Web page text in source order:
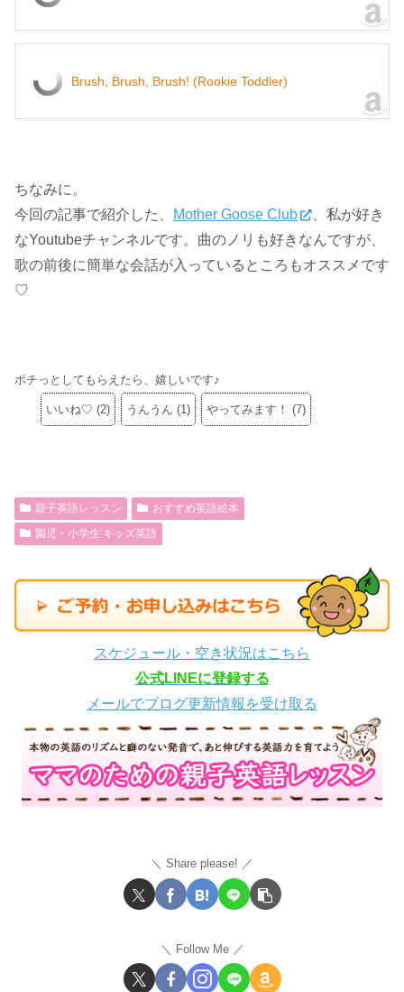
Brush, Brush, Brush! (Rookie Toddler)
ちなみに。
今回の記事で紹介した、
Mother Goose Club
、私が好き
なYoutubeチャンネルです。曲のノリも好きなんですが、
歌の前後に簡単な会話が入っているところもオススメです
♡
ポチっとしてもらえたら、嬉しいです♪
いいね♡ (2) うんうん (1 ) やってみます！ (7)
親子英語レッスン
おすすめ英語絵本
園児・小学生 キッズ英語
スケジュール・空き状況はこちら
公式LINEに登録する
メールでブログ更新情報を受け取る
Share please!
Follow Me